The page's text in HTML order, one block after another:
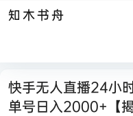
知木书舟
快手无人直播24小
单号日入2000+【揭